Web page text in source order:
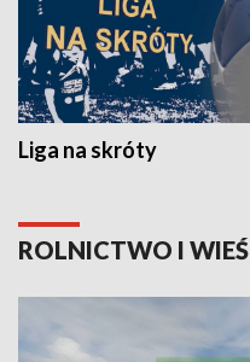
Liga na skróty
ROLNICTWO I WIEŚ